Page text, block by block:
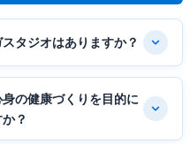
タジオはありますか？
の健康づくりを目的に
？